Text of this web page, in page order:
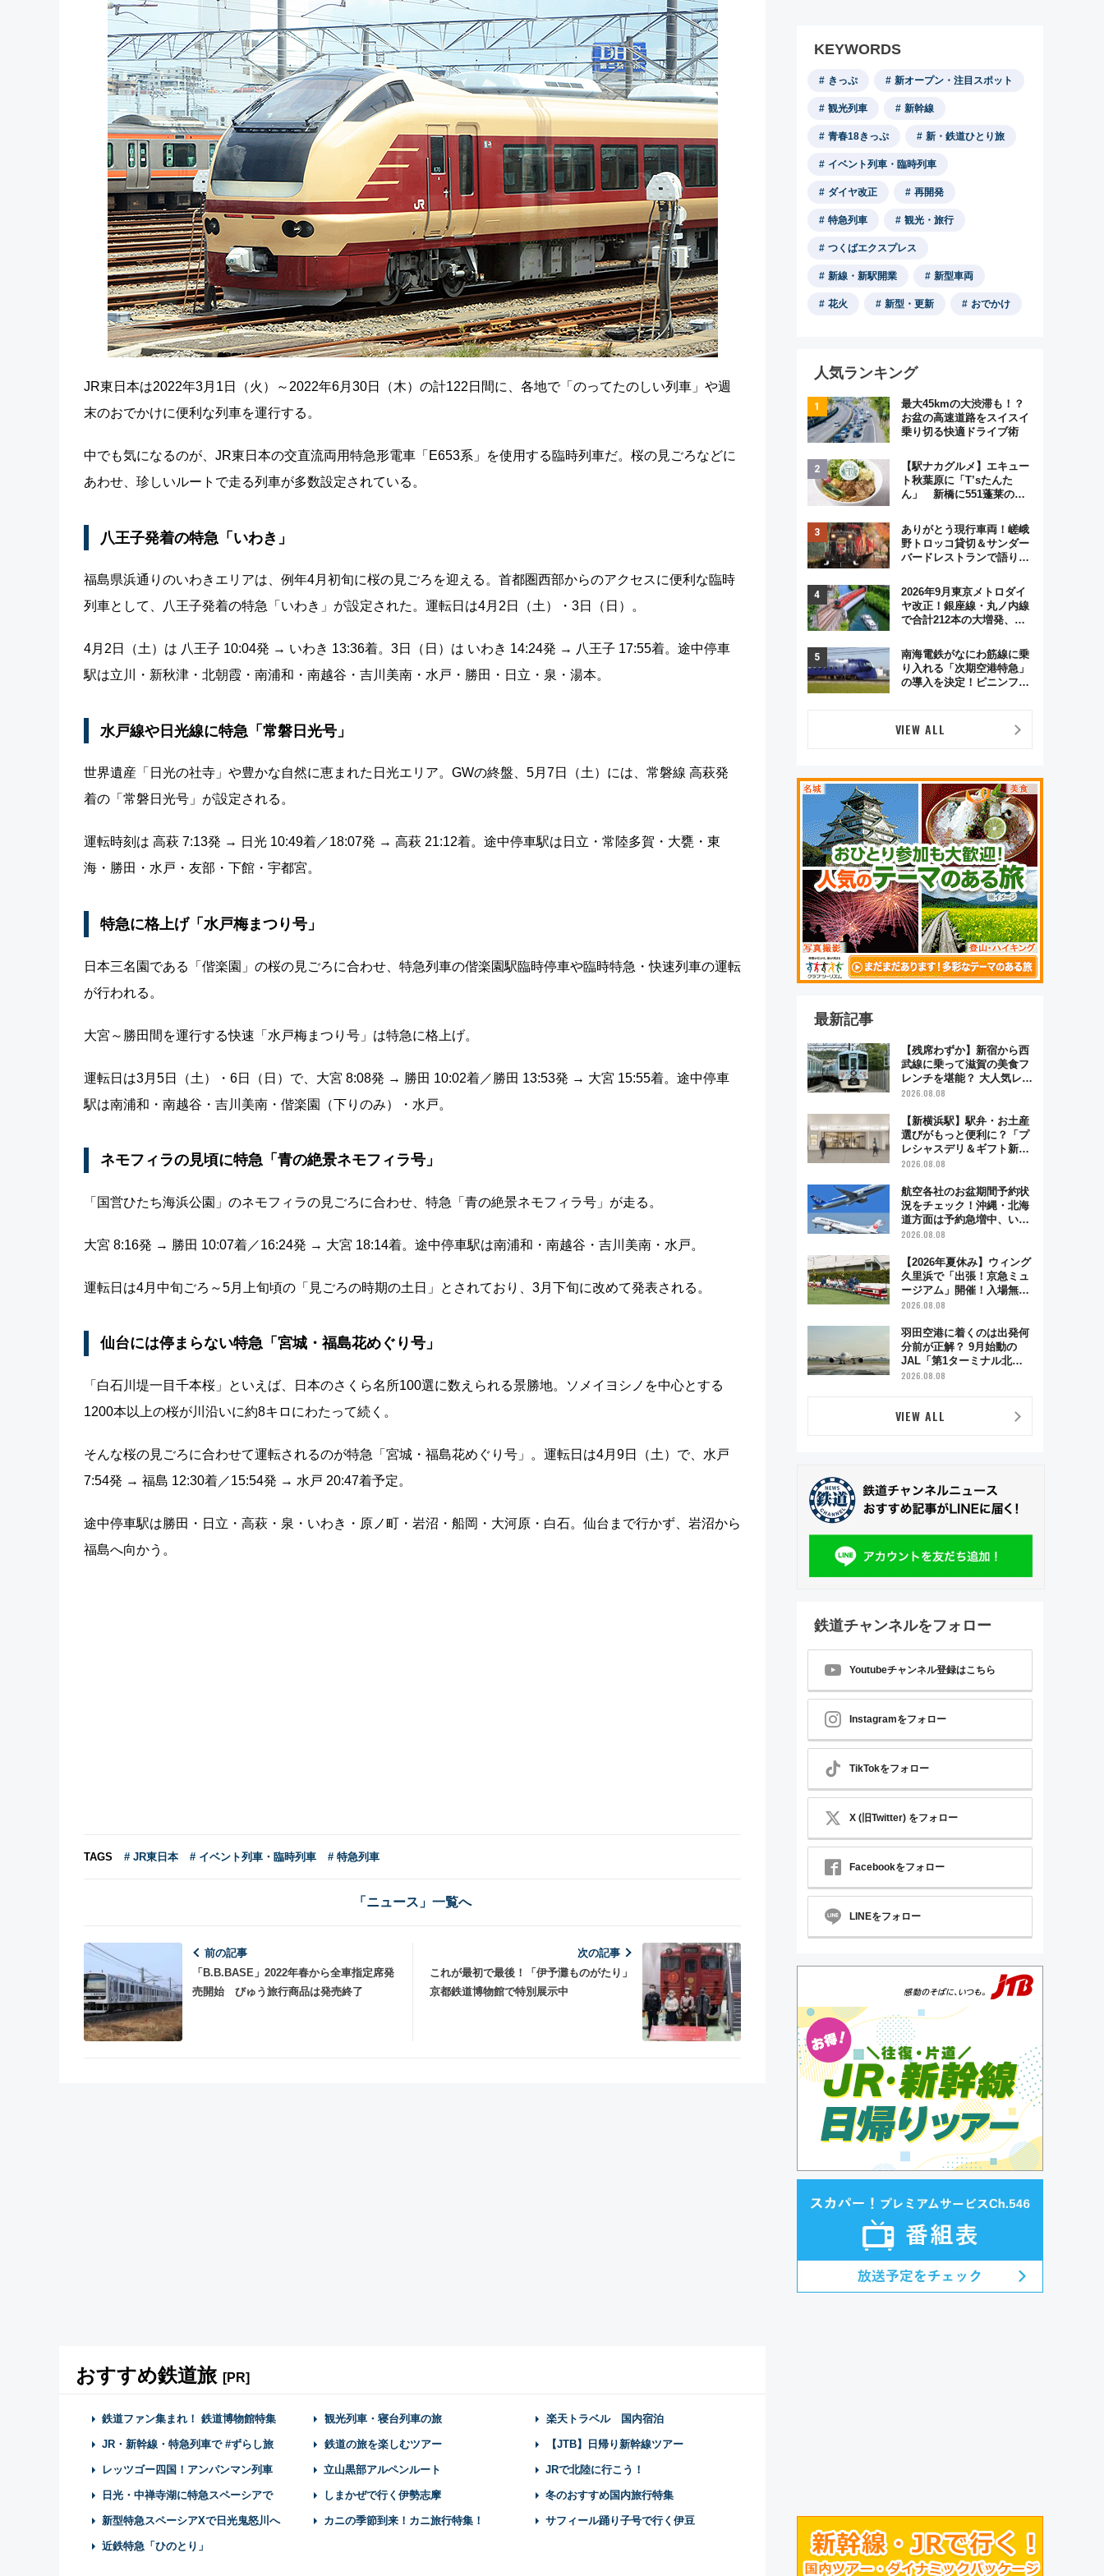
JR東日本は2022年3月1日（火）～2022年6月30日（木）の計122日間に、各地で「のってたのしい列車」や週
末のおでかけに便利な列車を運行する。
中でも気になるのが、JR東日本の交直流両用特急形電車「E653系」を使用する臨時列車だ。桜の見ごろなどに
あわせ、珍しいルートで走る列車が多数設定されている。
八王子発着の特急「いわき」
福島県浜通りのいわきエリアは、例年4月初旬に桜の見ごろを迎える。首都圏西部からのアクセスに便利な臨時
列車として、八王子発着の特急「いわき」が設定された。運転日は4月2日（土）・3日（日）。
4月2日（土）は 八王子 10:04発 → いわき 13:36着。3日（日）は いわき 14:24発 → 八王子 17:55着。途中停車
駅は立川・新秋津・北朝霞・南浦和・南越谷・吉川美南・水戸・勝田・日立・泉・湯本。
水戸線や日光線に特急「常磐日光号」
世界遺産「日光の社寺」や豊かな自然に恵まれた日光エリア。GWの終盤、5月7日（土）には、常磐線 高萩発
着の「常磐日光号」が設定される。
運転時刻は 高萩 7:13発 → 日光 10:49着／18:07発 → 高萩 21:12着。途中停車駅は日立・常陸多賀・大甕・東
海・勝田・水戸・友部・下館・宇都宮。
特急に格上げ「水戸梅まつり号」
日本三名園である「偕楽園」の桜の見ごろに合わせ、特急列車の偕楽園駅臨時停車や臨時特急・快速列車の運転
が行われる。
大宮～勝田間を運行する快速「水戸梅まつり号」は特急に格上げ。
運転日は3月5日（土）・6日（日）で、大宮 8:08発 → 勝田 10:02着／勝田 13:53発 → 大宮 15:55着。途中停車
駅は南浦和・南越谷・吉川美南・偕楽園（下りのみ）・水戸。
ネモフィラの見頃に特急「青の絶景ネモフィラ号」
「国営ひたち海浜公園」のネモフィラの見ごろに合わせ、特急「青の絶景ネモフィラ号」が走る。
大宮 8:16発 → 勝田 10:07着／16:24発 → 大宮 18:14着。途中停車駅は南浦和・南越谷・吉川美南・水戸。
運転日は4月中旬ごろ～5月上旬頃の「見ごろの時期の土日」とされており、3月下旬に改めて発表される。
仙台には停まらない特急「宮城・福島花めぐり号」
「白石川堤一目千本桜」といえば、日本のさくら名所100選に数えられる景勝地。ソメイヨシノを中心とする
1200本以上の桜が川沿いに約8キロにわたって続く。
そんな桜の見ごろに合わせて運転されるのが特急「宮城・福島花めぐり号」。運転日は4月9日（土）で、水戸
7:54発 → 福島 12:30着／15:54発 → 水戸 20:47着予定。
途中停車駅は勝田・日立・高萩・泉・いわき・原ノ町・岩沼・船岡・大河原・白石。仙台まで行かず、岩沼から
福島へ向かう。
TAGS # JR東日本 # イベント列車・臨時列車 # 特急列車
「ニュース」一覧へ
前の記事
「B.B.BASE」2022年春から全車指定席発
売開始 びゅう旅行商品は発売終了
次の記事
これが最初で最後！「伊予灘ものがたり」
京都鉄道博物館で特別展示中
おすすめ鉄道旅 [PR]
鉄道ファン集まれ！ 鉄道博物館特集 観光列車・寝台列車の旅 楽天トラベル 国内宿泊
JR・新幹線・特急列車で #ずらし旅 鉄道の旅を楽しむツアー 【JTB】日帰り新幹線ツアー
レッツゴー四国！アンパンマン列車 立山黒部アルペンルート JRで北陸に行こう！
日光・中禅寺湖に特急スペーシアで しまかぜで行く伊勢志摩 冬のおすすめ国内旅行特集
新型特急スペーシアXで日光鬼怒川へ カニの季節到来！カニ旅行特集！ サフィール踊り子号で行く伊豆
近鉄特急「ひのとり」
KEYWORDS
きっぷ 新オープン・注目スポット
観光列車 新幹線
青春18きっぷ 新・鉄道ひとり旅
イベント列車・臨時列車
ダイヤ改正 再開発
特急列車 観光・旅行
つくばエクスプレス
新線・新駅開業 新型車両
花火 新型・更新 おでかけ
人気ランキング
最大45kmの大渋滞も！？
お盆の高速道路をスイスイ
乗り切る快適ドライブ術
【駅ナカグルメ】エキュー
ト秋葉原に「T’sたんた
ん」 新橋に551蓬莱の
オムライス専門店「肉とた
まご」新グルメ続々登場！
【2026年8月】
ありがとう現行車両！嵯峨
野トロッコ貸切＆サンダー
バードレストランで語り合
原トシヒロと行く！9月13
日「京都の鉄道満喫ツア
ー」開催
2026年9月東京メトロダイ
ヤ改正！銀座線・丸ノ内線
で合計212本の大増発、混
南海電鉄がなにわ筋線に乗
り入れる「次期空港特急」
の導入を決定！ピニンファ
VIEW ALL
最新記事
【残席わずか】新宿から西
武線に乗って滋賀の美食フ
レンチを堪能？ 大人気レス
トラン列車「52席の至福」
の特別コラボ
2026.08.08
【新横浜駅】駅弁・お土産
選びがもっと便利に？「プ
レシャスデリ＆ギフト新横
浜」がオープン 場所や営
2026.08.08
航空各社のお盆期間予約状
況をチェック！沖縄・北海
道方面は予約急増中、いま
から狙うべき日は？
2026.08.08
【2026年夏休み】ウィング
久里浜で「出張！京急ミュ
ージアム」開催！入場無料
でスタンプラリーや子ども
2026.08.08
羽田空港に着くのは出発何
分前が正解？ 9月始動の
JAL「第1ターミナル北側
サテライト」は徒歩1キロ
2026.08.08
VIEW ALL
鉄道チャンネルをフォロー
Youtubeチャンネル登録はこちら
Instagramをフォロー
TikTokをフォロー
X (旧Twitter) をフォロー
Facebookをフォロー
LINEをフォロー